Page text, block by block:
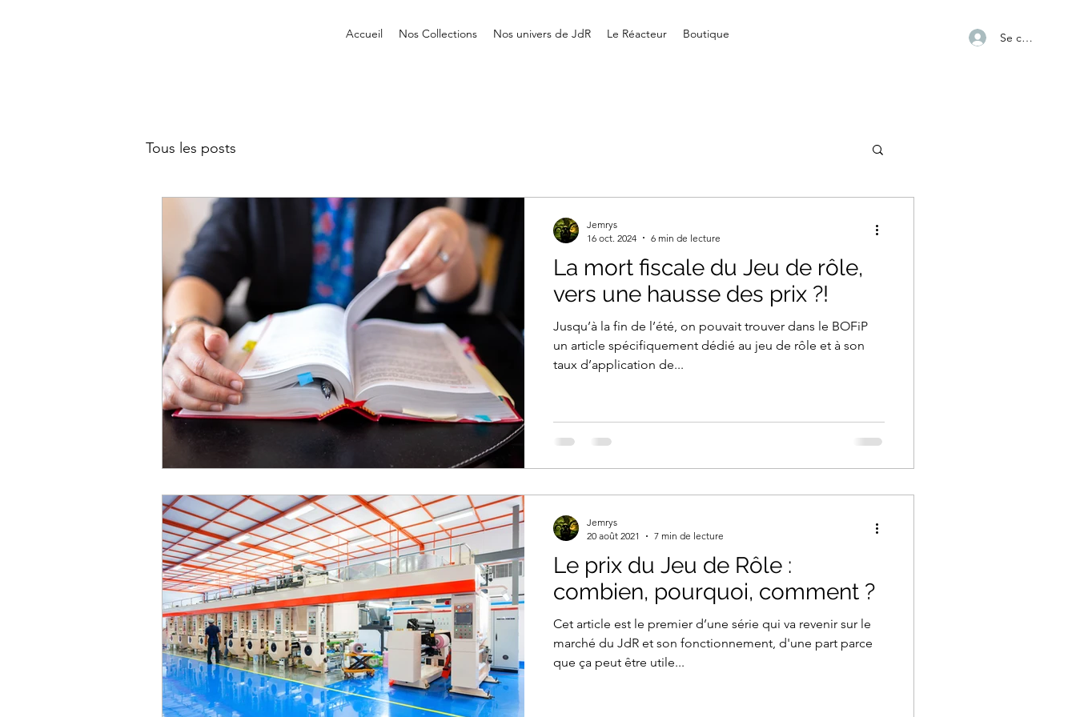
Accueil Nos Collections Nos univers de JdR Le Réacteur Boutique Se connecter
Tous les posts
La mort fiscale du Jeu de rôle,
vers une hausse des prix ?!
Jusqu’à la fin de l’été, on pouvait trouver dans le BOFiP
un article spécifiquement dédié au jeu de rôle et à son
taux d’application de...
Jemrys
16 oct. 2024
6 min de lecture
Le prix du Jeu de Rôle :
combien, pourquoi, comment ?
Cet article est le premier d’une série qui va revenir sur le
marché du JdR et son fonctionnement, d'une part parce
que ça peut être utile...
Jemrys
20 août 2021
7 min de lecture